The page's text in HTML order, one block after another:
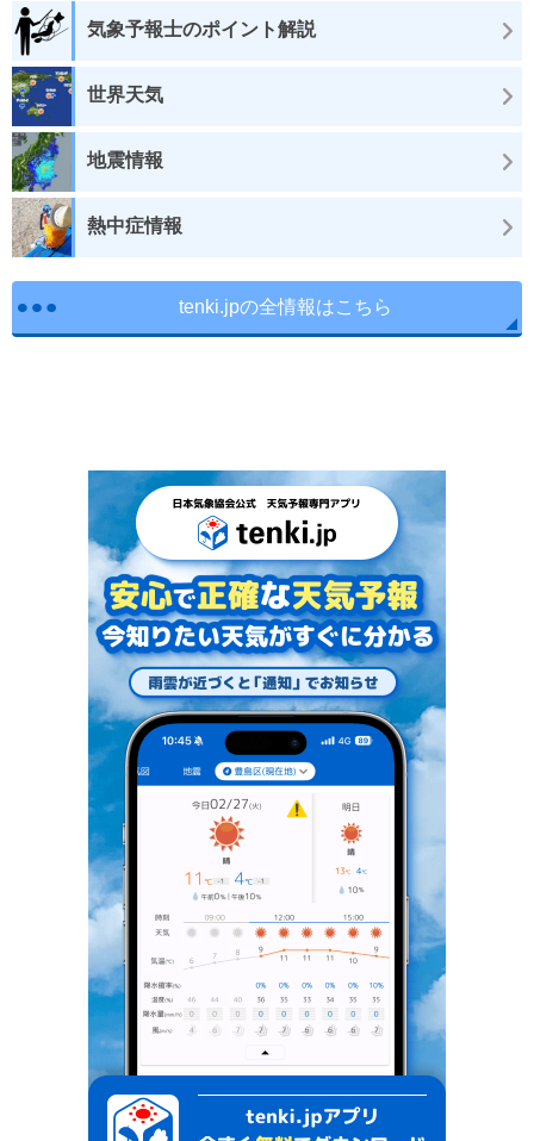
気象予報士のポイント解説
世界天気
地震情報
熱中症情報
tenki.jpの全情報はこちら